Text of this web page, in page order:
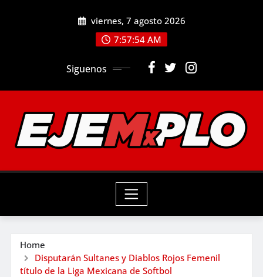
viernes, 7 agosto 2026
7:57:55 AM
Siguenos
Home
Disputarán Sultanes y Diablos Rojos Femenil
título de la Liga Mexicana de Softbol